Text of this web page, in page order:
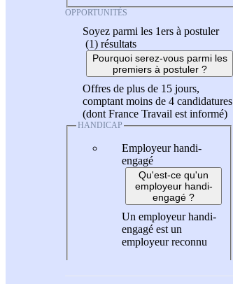
OPPORTUNITÉS
Soyez parmi les 1ers à postuler
(1) résultats
Pourquoi serez-vous parmi les
premiers à postuler ?
Offres de plus de 15 jours,
comptant moins de 4 candidatures
(dont France Travail est informé)
HANDICAP
Employeur handi-
engagé
Qu'est-ce qu'un
employeur handi-
engagé ?
Un employeur handi-
engagé est un
employeur reconnu